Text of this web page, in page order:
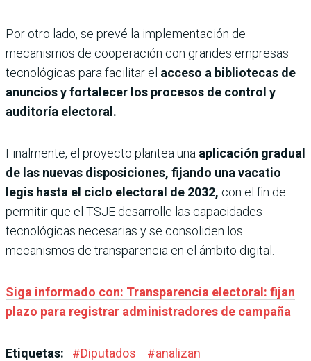
Por otro lado, se prevé la implementación de
mecanismos de cooperación con grandes empresas
tecnológicas para facilitar el acceso a bibliotecas de
anuncios y fortalecer los procesos de control y
auditoría electoral.
Finalmente, el proyecto plantea una aplicación gradual
de las nuevas disposiciones, fijando una vacatio
legis hasta el ciclo electoral de 2032, con el fin de
permitir que el TSJE desarrolle las capacidades
tecnológicas necesarias y se consoliden los
mecanismos de transparencia en el ámbito digital.
Siga informado con: Transparencia electoral: fijan
plazo para registrar administradores de campaña
Etiquetas: #Diputados #analizan